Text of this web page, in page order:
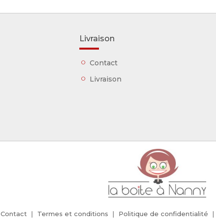
Livraison
Contact
Livraison
Contact Termes et conditions Politique de confidentialité